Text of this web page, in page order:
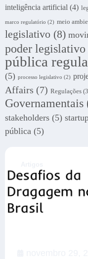
inteligência artificial (4)
marco regulatório (2) meio
legislativo (8)
poder legislativo
pública
(5) processo legislativo (2)
Affairs (7) Regulações
Governamentais
stakeholders (5)
pública (5)
Dragagem
as Soluções